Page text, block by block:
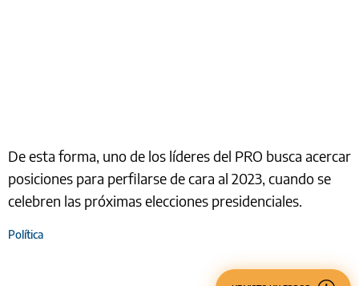
De esta forma, uno de los líderes del PRO busca acercar
posiciones para perfilarse de cara al 2023, cuando se
celebren las próximas elecciones presidenciales.
Política